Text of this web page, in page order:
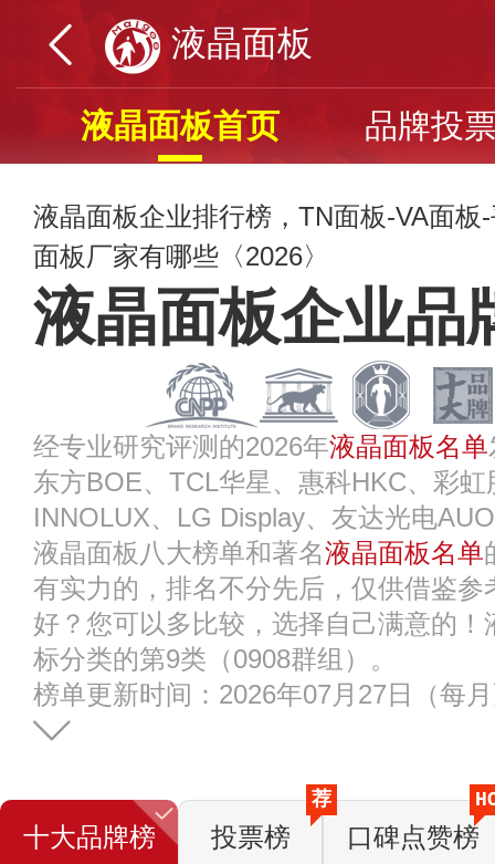
液晶面板
液晶面板首页 品牌投
液晶面板企业排行榜，TN面板-VA面板
面板厂家有哪些〈2026〉
液晶面板企业品
经专业研究评测的2026年液晶面板名单
东方BOE、TCL华星、惠科HKC、彩
INNOLUX、LG Display、友达光电
液晶面板八大榜单和著名液晶面板名单
有实力的，排名不分先后，仅供借鉴
好？您可以多比较，选择自己满意的
标分类的第9类（0908群组）。
榜单更新时间：2026年07月27日（每
十大品牌榜 投票榜
荐
口碑点赞榜